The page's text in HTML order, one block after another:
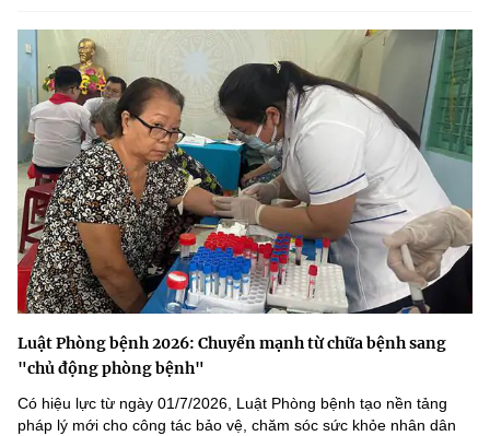
Luật Phòng bệnh 2026: Chuyển mạnh từ chữa bệnh sang
"chủ động phòng bệnh"
Có hiệu lực từ ngày 01/7/2026, Luật Phòng bệnh tạo nền tảng
pháp lý mới cho công tác bảo vệ, chăm sóc sức khỏe nhân dân